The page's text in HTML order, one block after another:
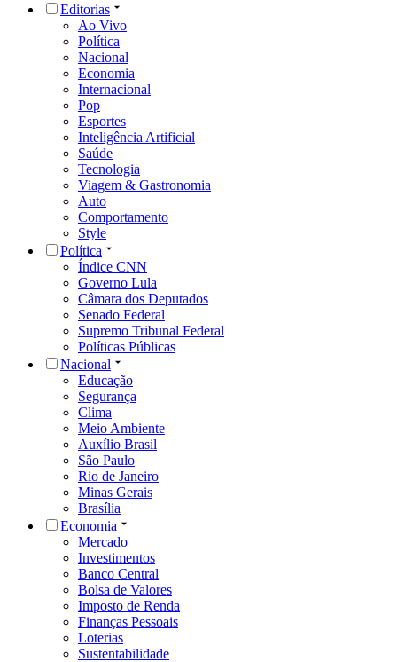
Editorias
Ao Vivo
Política
Nacional
Economia
Internacional
Pop
Esportes
Inteligência Artificial
Saúde
Tecnologia
Viagem & Gastronomia
Auto
Comportamento
Style
Política
Índice CNN
Governo Lula
Câmara dos Deputados
Senado Federal
Supremo Tribunal Federal
Políticas Públicas
Nacional
Educação
Segurança
Clima
Meio Ambiente
Auxílio Brasil
São Paulo
Rio de Janeiro
Minas Gerais
Brasília
Economia
Mercado
Investimentos
Banco Central
Bolsa de Valores
Imposto de Renda
Finanças Pessoais
Loterias
Sustentabilidade